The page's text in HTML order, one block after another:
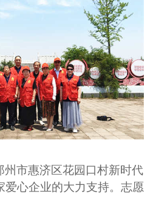
州市惠济区花园口村新时代
爱心企业的大力支持。志愿